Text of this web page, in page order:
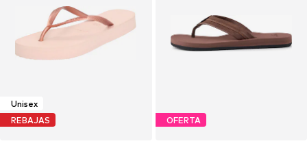
Unisex
REBAJAS
OFERTA